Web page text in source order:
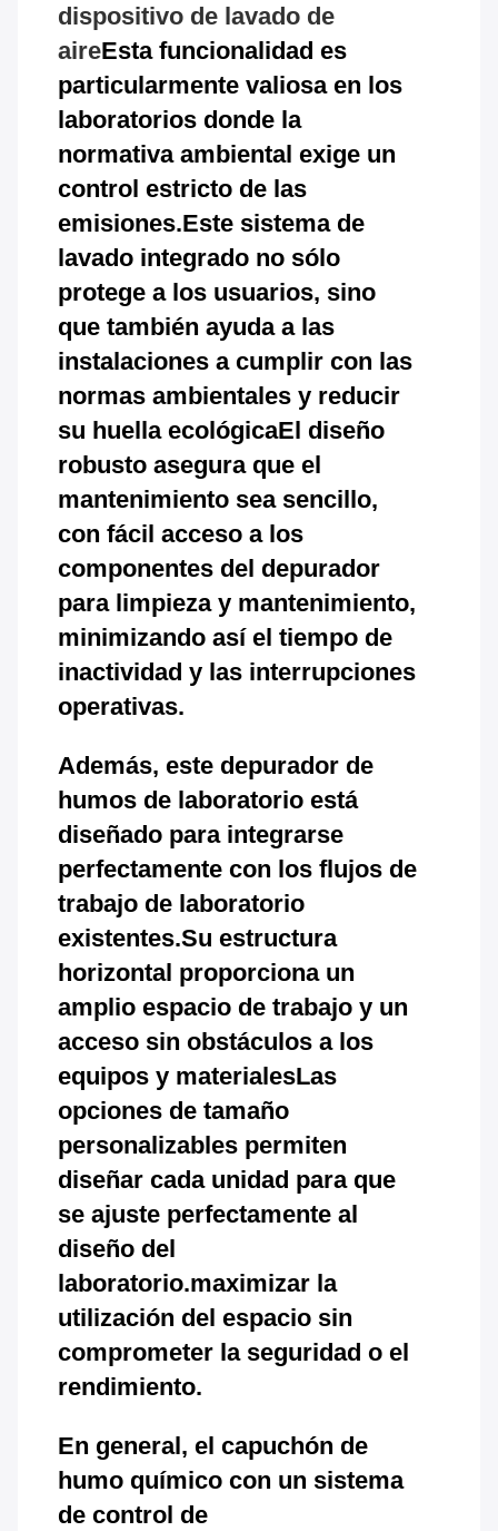
dispositivo de lavado de
aireEsta funcionalidad es
particularmente valiosa en los
laboratorios donde la
normativa ambiental exige un
control estricto de las
emisiones.Este sistema de
lavado integrado no sólo
protege a los usuarios, sino
que también ayuda a las
instalaciones a cumplir con las
normas ambientales y reducir
su huella ecológicaEl diseño
robusto asegura que el
mantenimiento sea sencillo,
con fácil acceso a los
componentes del depurador
para limpieza y mantenimiento,
minimizando así el tiempo de
inactividad y las interrupciones
operativas.
Además, este depurador de
humos de laboratorio está
diseñado para integrarse
perfectamente con los flujos de
trabajo de laboratorio
existentes.Su estructura
horizontal proporciona un
amplio espacio de trabajo y un
acceso sin obstáculos a los
equipos y materialesLas
opciones de tamaño
personalizables permiten
diseñar cada unidad para que
se ajuste perfectamente al
diseño del
laboratorio.maximizar la
utilización del espacio sin
comprometer la seguridad o el
rendimiento.
En general, el capuchón de
humo químico con un sistema
de control de